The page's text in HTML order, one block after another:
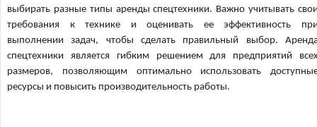
выбирать разные типы аренды спецтехники. Важно учитывать
требования к технике и оценивать ее эффективность
выполнении задач, чтобы сделать правильный выбор.
спецтехники является гибким решением для предприятий
размеров, позволяющим оптимально использовать
ресурсы и повысить производительность работы.